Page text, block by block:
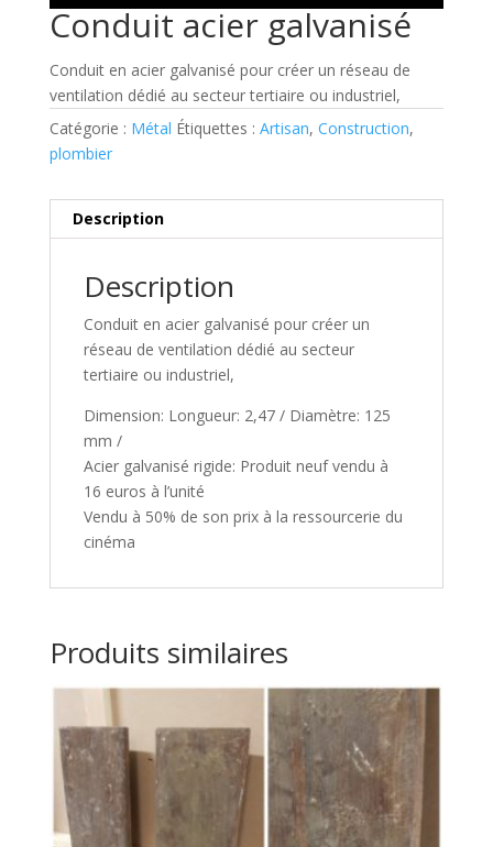
Conduit acier galvanisé
Conduit en acier galvanisé pour créer un réseau de
ventilation dédié au secteur tertiaire ou industriel,
Catégorie : Métal Étiquettes : Artisan, Construction,
plombier
Description
Description
Conduit en acier galvanisé pour créer un
réseau de ventilation dédié au secteur
tertiaire ou industriel,
Dimension: Longueur: 2,47 / Diamètre: 125
mm /
Acier galvanisé rigide: Produit neuf vendu à
16 euros à l’unité
Vendu à 50% de son prix à la ressourcerie du
cinéma
Produits similaires